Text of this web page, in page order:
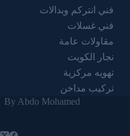
فني انتركم وبدالات
فني غسلات
مقاولات عامة
نجار الكويت
تهويه مركزية
تركيب مداخن
By Abdo Mohamed